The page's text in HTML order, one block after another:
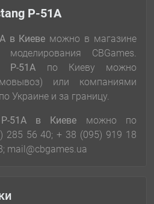
P-51А
в Киеве можно в магазине
CBGames.
P-51А по Киеву можно
или компаниями
Украине и за границу.
51Ав Киеве можно по
285 56 40; + 38 (095) 919 18
mail@cbgames.ua